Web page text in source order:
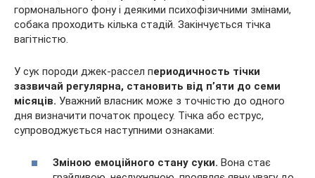
гормонального фону і деякими психофізичними змінами,
собака проходить кілька стадій. Закінчується тічка
вагітністю.
У сук породи джек-рассел периодичность тічки
зазвичай регулярна, становить від п’яти до семи
місяців. Уважний власник може з точністю до одного
дня визначити початок процесу. Тічка або еструс,
супроводжується наступними ознаками:
Зміною емоційного стану суки. Вона стає